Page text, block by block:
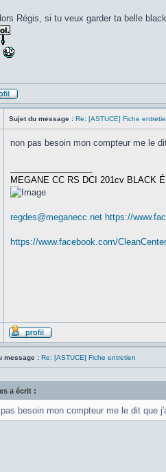
Régis, si tu veux garder ta belle
Sujet du message : Re: [ASTUCE] Fiche
non pas besoin mon compteur me le
MEGANE CC RS DCI 201cv BLACK
regdes@meganecc.net https://
https://www.facebook.com/
message : Re: [ASTUCE] Fiche entretien
a écrit :
besoin mon compteur me le dit que